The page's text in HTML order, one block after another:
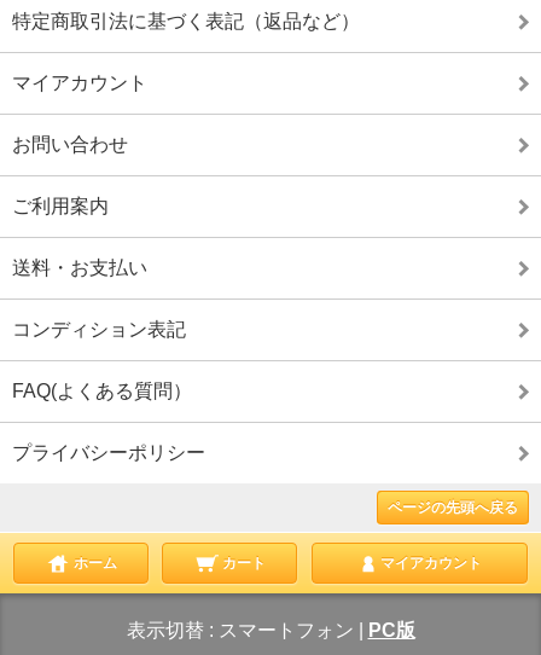
特定商取引法に基づく表記（返品など）
マイアカウント
お問い合わせ
ご利用案内
送料・お支払い
コンディション表記
FAQ(よくある質問）
プライバシーポリシー
ページの先頭へ戻る
ホーム カート マイアカウント
表示切替 : スマートフォン PC版